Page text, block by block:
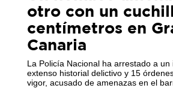
otro con un
centímetros en
Canaria
La Policía Nacional ha arrestado a un
extenso historial delictivo y 15
vigor, acusado de amenazas en el